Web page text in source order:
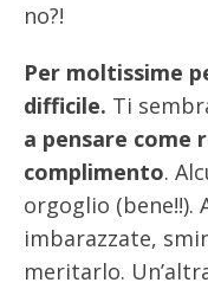
no?!
Per moltissime
difficile. Ti
a pensare come
complimento.
orgoglio (bene!!).
imbarazzate,
meritarlo.